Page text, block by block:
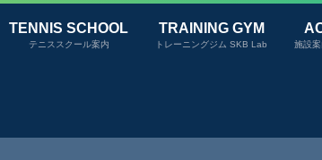
TENNIS SCHOOL
テニススクール案内
TRAINING GYM
トレーニングジム SKB Lab 施設